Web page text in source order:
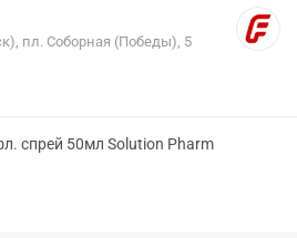
пл. Соборная (Победы), 5
спрей 50мл Solution Pharm